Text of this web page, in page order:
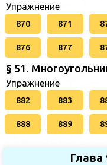
Упражнение
870 871
876 877
§ 51.
Упражнение
882 883
888 889